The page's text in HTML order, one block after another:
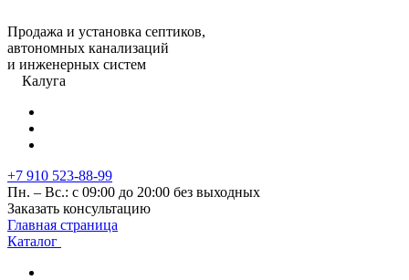
Продажа и установка септиков,
автономных канализаций
и инженерных систем
Калуга
+7 910 523-88-99
Пн. – Вс.: с 09:00 до 20:00 без выходных
Заказать консультацию
Главная страница
Каталог